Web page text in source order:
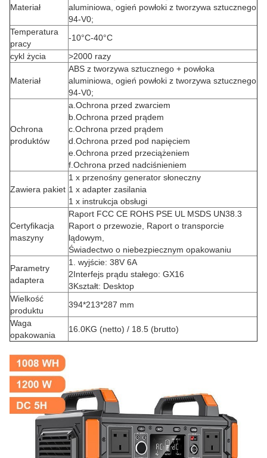
Materiał
aluminiowa, ogień powłoki z tworzywa sztucznego
94-V0;
Temperatura
pracy
-10°C-40°C
cykl życia
>2000 razy
Materiał
ABS z tworzywa sztucznego + powłoka
aluminiowa, ogień powłoki z tworzywa sztucznego
94-V0;
Ochrona
produktów
a.Ochrona przed zwarciem
b.Ochrona przed prądem
c.Ochrona przed prądem
d.Ochrona przed pod napięciem
e.Ochrona przed przeciążeniem
f.Ochrona przed nadciśnieniem
Zawiera pakiet
1 x przenośny generator słoneczny
1 x adapter zasilania
1 x instrukcja obsługi
Certyfikacja
maszyny
Raport FCC CE ROHS PSE UL MSDS UN38.3
Raport o przewozie, Raport o transporcie
lądowym,
Świadectwo o niebezpiecznym opakowaniu
Parametry
adaptera
1. wyjście: 38V 6A
2Interfejs prądu stałego: GX16
3Kształt: Desktop
Wielkość
produktu
394*213*287 mm
Waga
opakowania
16.0KG (netto) / 18.5 (brutto)